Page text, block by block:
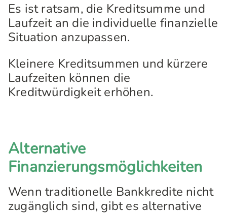
Es ist ratsam, die Kreditsumme und
Laufzeit an die individuelle finanzielle
Situation anzupassen.
Kleinere Kreditsummen und kürzere
Laufzeiten können die
Kreditwürdigkeit erhöhen.
Alternative
Finanzierungsmöglichkeiten
Wenn traditionelle Bankkredite nicht
zugänglich sind, gibt es alternative